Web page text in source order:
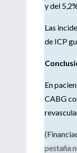
y del
Las
de ICP
En
CABG
pestaña